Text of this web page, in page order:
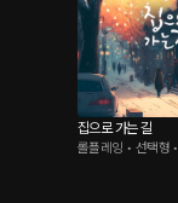
집으로 가는 길
롤플레잉 • 선택형